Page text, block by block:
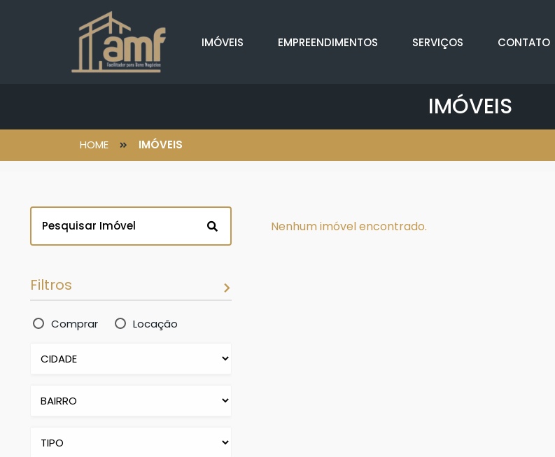
IMÓVEIS EMPREENDIMENTOS SERVIÇOS CONTATO
IMÓVEIS
HOME IMÓVEIS
Filtros
Comprar Locação
Nenhum imóvel encontrado.